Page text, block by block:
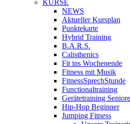
KURSE
NEWS
Aktueller Kursplan
Punktekarte
Hybrid Training
B.A.R.S.
Calisthenics
Fit ins Wochenende
Fitness mit Musik
FitnessSprechStunde
Functionaltraining
Gerätetraining
Hip-Hop Beginner
Jumping Fitness